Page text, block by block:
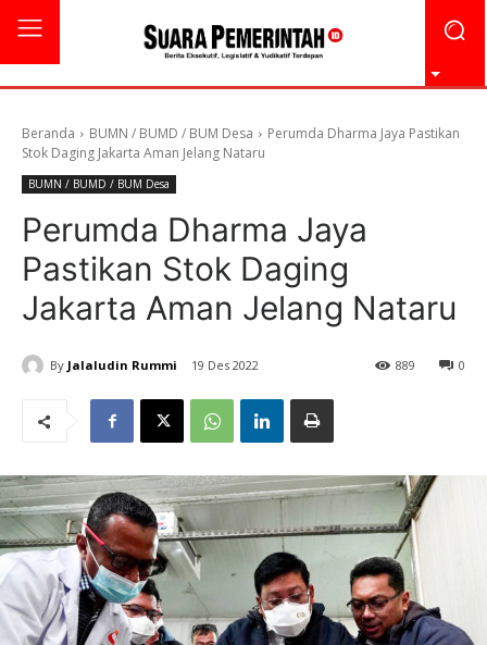
Beranda BUMN / BUMD / BUM Desa
Perumda Dharma Jaya Pastikan
Stok Daging Jakarta Aman Jelang Nataru
BUMN / BUMD / BUM Desa
Perumda Dharma Jaya
Pastikan Stok Daging
Jakarta Aman Jelang Nataru
By Jalaludin Rummi 19 Des 2022 0
889